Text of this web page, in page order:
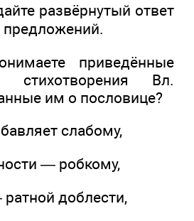
развёрнутый ответ
приведённые
стихотворения Вл.
им о пословице?
слабому,
— робкому,
доблести,